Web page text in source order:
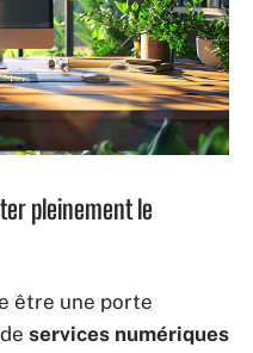
pleinement le
être une porte
services numériques